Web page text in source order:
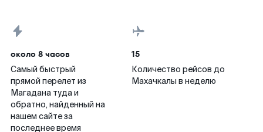
около 8 часов
Самый быстрый
прямой перелет из
Магадана туда и
обратно, найденный на
нашем сайте за
последнее время
15
Количество рейсов до
Махачкалы в неделю